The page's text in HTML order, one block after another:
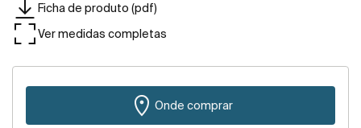
Ficha de produto (pdf)
Ver medidas completas
Onde comprar